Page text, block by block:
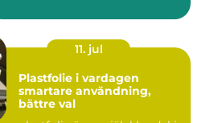
11. jul
Plastfolie i vardagen
smartare användning,
bättre val